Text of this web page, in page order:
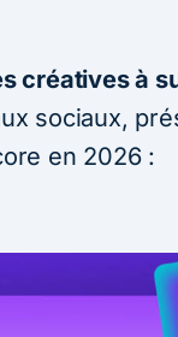
créatives à
sociaux,
en 2026 :